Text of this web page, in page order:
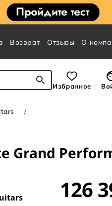
Возврат Отзывы О
Избранное
Grand
126